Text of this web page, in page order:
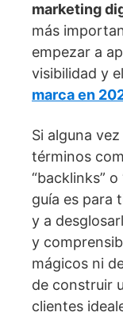
marketing
más
empezar a
visibilidad y el
marca en
Si alguna
términos
“backlinks”
guía es para
y a
y
mágicos ni
de construir
clientes